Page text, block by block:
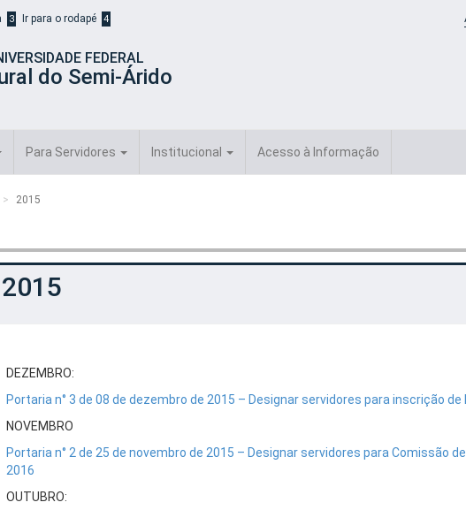
3 Ir para o rodapé 4
FEDERAL
do Semi-Árido
Para Servidores Institucional Acesso à Informação
2015
2015
DEZEMBRO:
Portaria n° 3 de 08 de dezembro de 2015 – Designar servidores para inscrição
NOVEMBRO
Portaria n° 2 de 25 de novembro de 2015 – Designar servidores para Comissão
2016
OUTUBRO: